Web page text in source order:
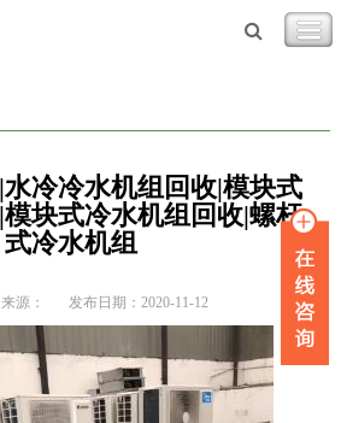
冷冷水机组回收|模块式
块式冷水机组回收|螺杆
式冷水机组
来源： 发布日期：2020-11-12